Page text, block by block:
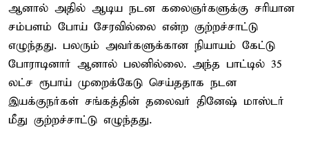
ஆனால் அதில் ஆடிய நடன கலைஞர்களுக்கு சரியான
சம்பளம் போய் சேரவில்லை என்ற குற்றச்சாட்டு
எழுந்தது. பலரும் அவர்களுக்கான நியாயம் கேட்டு
போராடினார் ஆனால் பலனில்லை. அந்த பாட்டில் 35
லட்ச ரூபாய் முறைக்கேடு செய்ததாக நடன
இயக்குநர்கள் சங்கத்தின் தலைவர் தினேஷ் மாஸ்டர்
மீது குற்றச்சாட்டு எழுந்தது.